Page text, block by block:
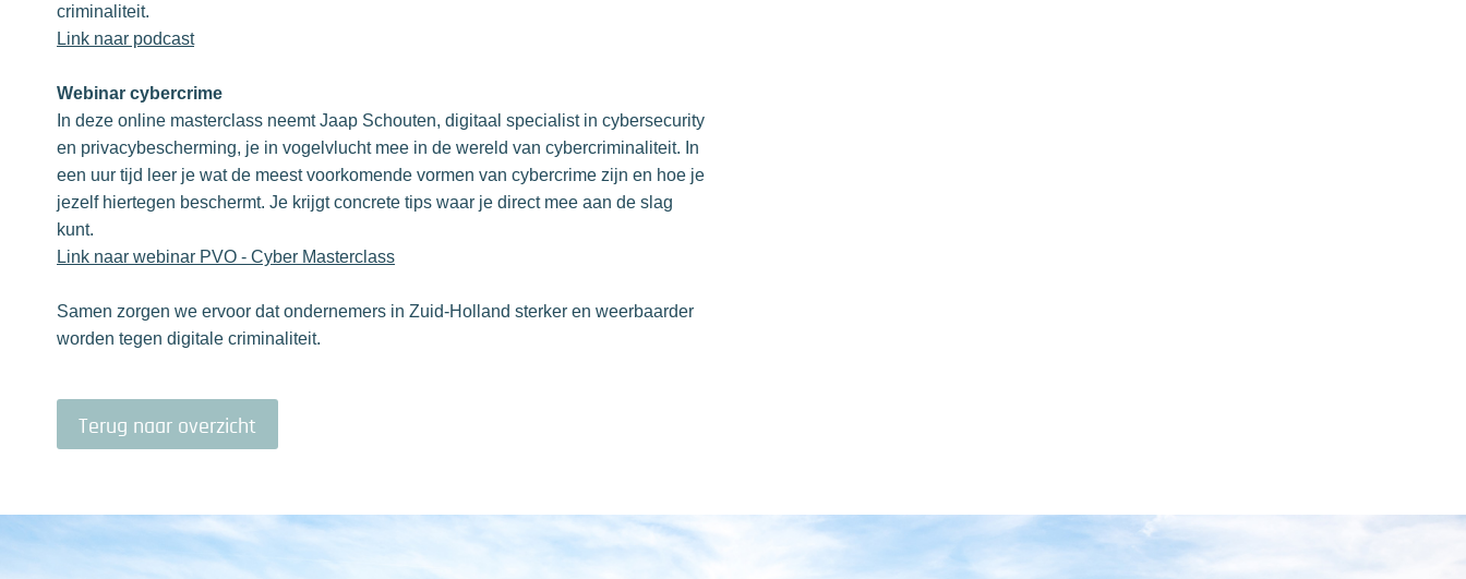
criminaliteit.
Link naar podcast
Webinar cybercrime
In deze online masterclass neemt Jaap Schouten, digitaal specialist in cybersecurity
en privacybescherming, je in vogelvlucht mee in de wereld van cybercriminaliteit. In
een uur tijd leer je wat de meest voorkomende vormen van cybercrime zijn en hoe je
jezelf hiertegen beschermt. Je krijgt concrete tips waar je direct mee aan de slag
kunt.
Link naar webinar PVO - Cyber Masterclass
Samen zorgen we ervoor dat ondernemers in Zuid-Holland sterker en weerbaarder
worden tegen digitale criminaliteit.
Terug naar overzicht